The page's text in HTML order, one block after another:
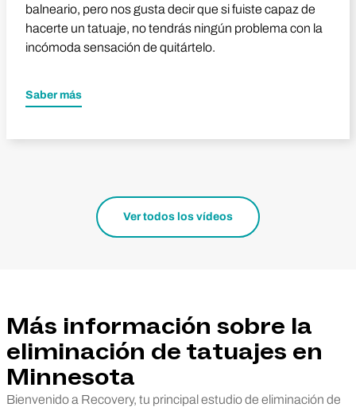
balneario, pero nos gusta decir que si fuiste capaz de
hacerte un tatuaje, no tendrás ningún problema con la
incómoda sensación de quitártelo.
Saber más
Ver todos los vídeos
Más información sobre la
eliminación de tatuajes en
Minnesota
Bienvenido a Recovery, tu principal estudio de eliminación de